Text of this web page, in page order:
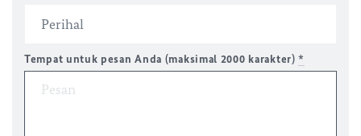
Tempat untuk pesan Anda (maksimal 2000 karakter)*